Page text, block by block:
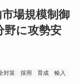
場規模制御
に攻勢安
対策 採用 育成 輸入